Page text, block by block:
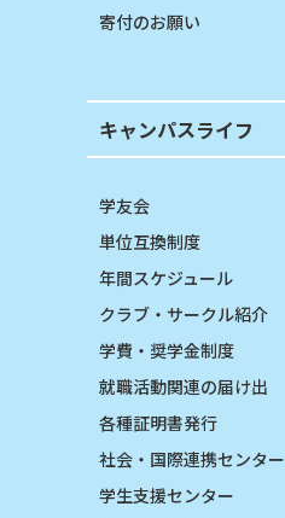
寄付のお願い
キャンパスライフ
学友会
単位互換制度
年間スケジュール
クラブ・サークル紹介
学費・奨学金制度
就職活動関連の届け出
各種証明書発行
社会・国際連携センター
学生支援センター